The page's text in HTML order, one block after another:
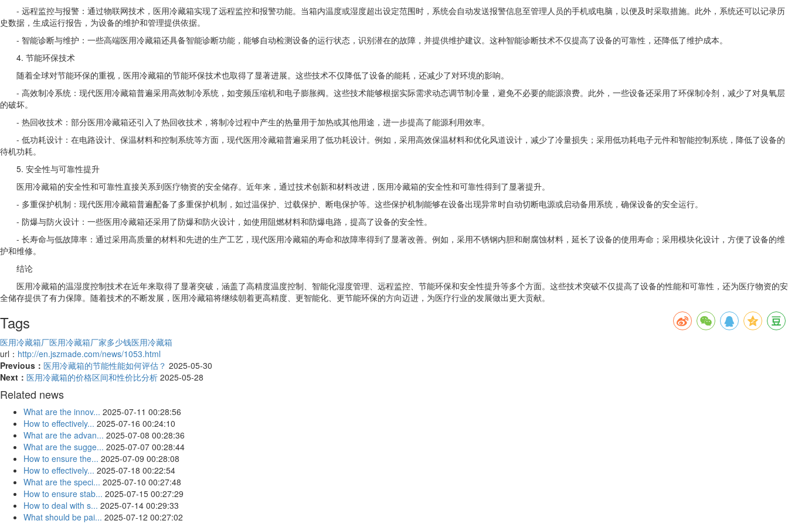
- 远程监控与报警：通过物联网技术，医用冷藏箱实现了远程监控和报警功能。当箱内温度或湿度超出设定范围时，系统会自动发送报警信息至管理人员的手机或电脑，以便及时采取措施。此外，系统还可以记录历
史数据，生成运行报告，为设备的维护和管理提供依据。
- 智能诊断与维护：一些高端医用冷藏箱还具备智能诊断功能，能够自动检测设备的运行状态，识别潜在的故障，并提供维护建议。这种智能诊断技术不仅提高了设备的可靠性，还降低了维护成本。
4. 节能环保技术
随着全球对节能环保的重视，医用冷藏箱的节能环保技术也取得了显著进展。这些技术不仅降低了设备的能耗，还减少了对环境的影响。
- 高效制冷系统：现代医用冷藏箱普遍采用高效制冷系统，如变频压缩机和电子膨胀阀。这些技术能够根据实际需求动态调节制冷量，避免不必要的能源浪费。此外，一些设备还采用了环保制冷剂，减少了对臭氧层
的破坏。
- 热回收技术：部分医用冷藏箱还引入了热回收技术，将制冷过程中产生的热量用于加热或其他用途，进一步提高了能源利用效率。
- 低功耗设计：在电路设计、保温材料和控制系统等方面，现代医用冷藏箱普遍采用了低功耗设计。例如，采用高效保温材料和优化风道设计，减少了冷量损失；采用低功耗电子元件和智能控制系统，降低了设备的
待机功耗。
5. 安全性与可靠性提升
医用冷藏箱的安全性和可靠性直接关系到医疗物资的安全储存。近年来，通过技术创新和材料改进，医用冷藏箱的安全性和可靠性得到了显著提升。
- 多重保护机制：现代医用冷藏箱普遍配备了多重保护机制，如过温保护、过载保护、断电保护等。这些保护机制能够在设备出现异常时自动切断电源或启动备用系统，确保设备的安全运行。
- 防爆与防火设计：一些医用冷藏箱还采用了防爆和防火设计，如使用阻燃材料和防爆电路，提高了设备的安全性。
- 长寿命与低故障率：通过采用高质量的材料和先进的生产工艺，现代医用冷藏箱的寿命和故障率得到了显著改善。例如，采用不锈钢内胆和耐腐蚀材料，延长了设备的使用寿命；采用模块化设计，方便了设备的维
护和维修。
结论
医用冷藏箱的温湿度控制技术在近年来取得了显著突破，涵盖了高精度温度控制、智能化湿度管理、远程监控、节能环保和安全性提升等多个方面。这些技术突破不仅提高了设备的性能和可靠性，还为医疗物资的安
全储存提供了有力保障。随着技术的不断发展，医用冷藏箱将继续朝着更高精度、更智能化、更节能环保的方向迈进，为医疗行业的发展做出更大贡献。
Tags
医用冷藏箱厂医用冷藏箱厂家多少钱医用冷藏箱
url： http://en.jszmade.com/news/1053.html
Previous： 医用冷藏箱的节能性能如何评估？ 2025-05-30
Next： 医用冷藏箱的价格区间和性价比分析 2025-05-28
Related news
What are the innov... 2025-07-11 00:28:56
How to effectively... 2025-07-16 00:24:10
What are the advan... 2025-07-08 00:28:36
What are the sugge... 2025-07-07 00:28:44
How to ensure the... 2025-07-09 00:28:08
How to effectively... 2025-07-18 00:22:54
What are the speci... 2025-07-10 00:27:48
How to ensure stab... 2025-07-15 00:27:29
How to deal with s... 2025-07-14 00:29:33
What should be pai... 2025-07-12 00:27:02